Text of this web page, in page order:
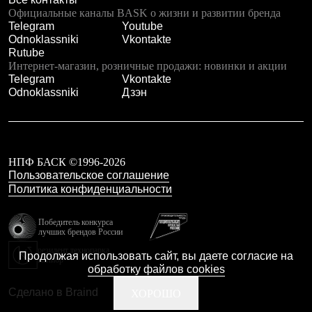
Брюки
Софтшелл одежда
Куртки
Флисовая одежда
Куртки
Брюки
Жилеты
Комбинезоны
Комплект термобелья
Палатки
Тенты
Аксессуары для палаток
Экспедиционные
Легкоходные
Альпинистские
Городские
Аксессуары для рюкзаков
Пуховые
Официальные каналы BASK о жизни и развитии бренда
Telegram
Youtube
Odnoklassniki
Vkontakte
Rutube
Интернет-магазин, розничные продажи: новинки и акции
Telegram
Vkontakte
Odnoklassniki
Дзэн
НПФ БАСК ©1996-2026
Пользовательское соглашение
Политика конфиденциальности
Победитель конкурса
лучших брендов России
Калибр
Сделано в Braind
Продолжая использовать сайт, вы даете согласие на
обработку файлов cookies